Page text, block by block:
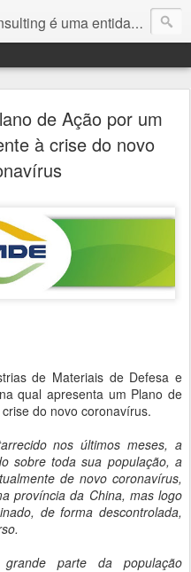
análises sobre as Empresas de Defesa. Não somos jornalistas e nem este é um blog jornalístico.
de Ação por um
à crise do novo
de Materiais de Defesa e
qual apresenta um Plano de
do novo coronavírus.
nos últimos meses, a
sobre toda sua população, a
de novo coronavírus,
província da China, mas logo
de forma descontrolada,
parte da população